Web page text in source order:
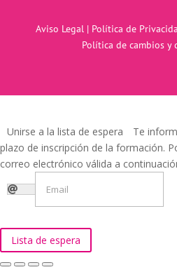
Aviso Legal| Política de
Política de cambios y
Unirse a la lista de espera
Te
plazo de inscripción de la formación.
correo electrónico válida a
Lista de espera